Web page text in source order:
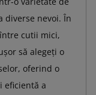
diverse nevoi. În
cutii mici,
să alegeți o
oferind o
eficientă a